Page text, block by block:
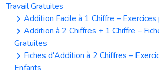
Travail Gratuites
Addition Facile à 1 Chiffre –
Addition à 2 Chiffres + 1 Chiffre –
Gratuites
Fiches d'Addition à 2 Chiffres –
Enfants